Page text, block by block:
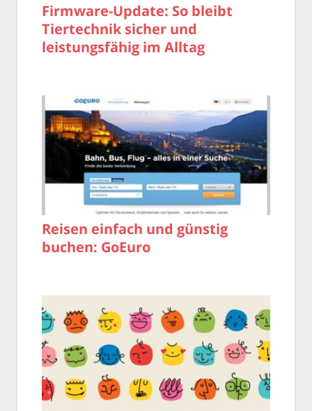
Firmware-Update: So bleibt
Tiertechnik sicher und
leistungsfähig im Alltag
Reisen einfach und günstig
buchen: GoEuro